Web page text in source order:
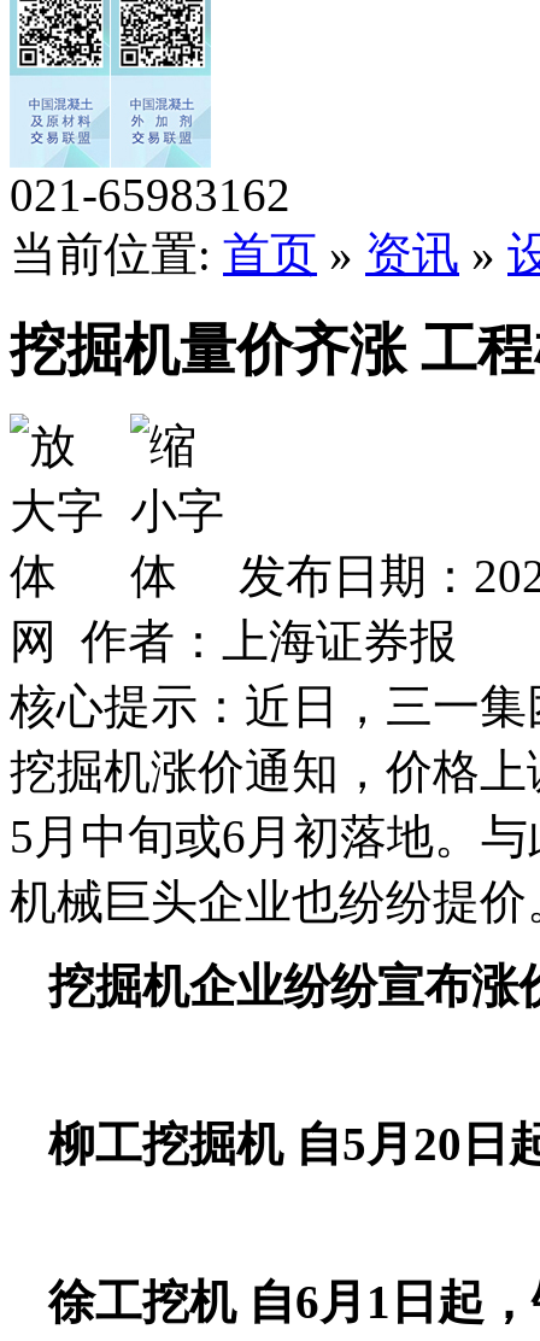
021-65983162
当前位置: 首页 » 资讯 »
挖掘机量价齐涨 工
发布日期：
网 作者：上海证券报
核心提示：近日，三一
挖掘机涨价通知，价格
5月中旬或6月初落地。
机械巨头企业也纷纷提价
挖掘机企业纷纷宣布涨
柳工挖掘机 自5月20日
徐工挖机 自6月1日起